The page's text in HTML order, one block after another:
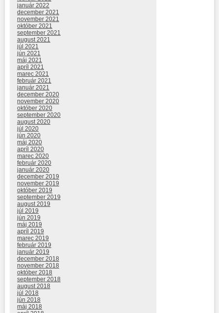
január 2022
december 2021
november 2021
október 2021
september 2021
august 2021
júl 2021
jún 2021
máj 2021
apríl 2021
marec 2021
február 2021
január 2021
december 2020
november 2020
október 2020
september 2020
august 2020
júl 2020
jún 2020
máj 2020
apríl 2020
marec 2020
február 2020
január 2020
december 2019
november 2019
október 2019
september 2019
august 2019
júl 2019
jún 2019
máj 2019
apríl 2019
marec 2019
február 2019
január 2019
december 2018
november 2018
október 2018
september 2018
august 2018
júl 2018
jún 2018
máj 2018